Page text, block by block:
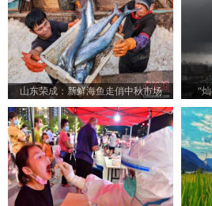
山东荣成：新鲜海鱼走俏中秋市场 “